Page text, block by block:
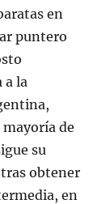
en
puntero
a la
de
su
obtener
en